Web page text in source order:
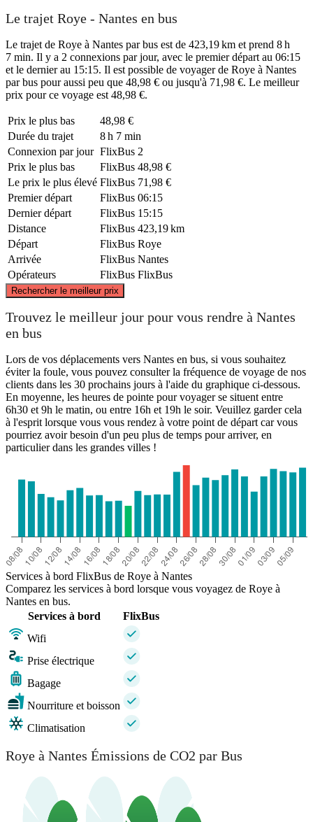
Le trajet Roye - Nantes en bus
Le trajet de Roye à Nantes par bus est de 423,19 km et prend 8 h
7 min. Il y a 2 connexions par jour, avec le premier départ au 06:15
et le dernier au 15:15. Il est possible de voyager de Roye à Nantes
par bus pour aussi peu que 48,98 € ou jusqu'à 71,98 €. Le meilleur
prix pour ce voyage est 48,98 €.
Prix ​​le plus bas
48,98 €
Durée du trajet
8 h 7 min
Connexion par jour FlixBus 2
Prix ​​le plus bas
FlixBus 48,98 €
Le prix le plus élevé FlixBus 71,98 €
Premier départ
FlixBus 06:15
Dernier départ
FlixBus 15:15
Distance
FlixBus 423,19 km
Départ
FlixBus Roye
Arrivée
FlixBus Nantes
Opérateurs
FlixBus FlixBus
Rechercher le meilleur prix
Nantes
©CARTO
Trouvez le meilleur jour pour vous rendre à Nantes
en bus
Lors de vos déplacements vers Nantes en bus, si vous souhaitez
éviter la foule, vous pouvez consulter la fréquence de voyage de nos
clients dans les 30 prochains jours à l'aide du graphique ci-dessous.
En moyenne, les heures de pointe pour voyager se situent entre
6h30 et 9h le matin, ou entre 16h et 19h le soir. Veuillez garder cela
à l'esprit lorsque vous vous rendez à votre point de départ car vous
pourriez avoir besoin d'un peu plus de temps pour arriver, en
particulier dans les grandes villes !
Services à bord FlixBus de Roye à Nantes
Comparez les services à bord lorsque vous voyagez de Roye à
Nantes en bus.
Services à bord
FlixBus
Wifi
Prise électrique
Bagage
Nourriture et boisson
Climatisation
Roye à Nantes Émissions de CO2 par Bus